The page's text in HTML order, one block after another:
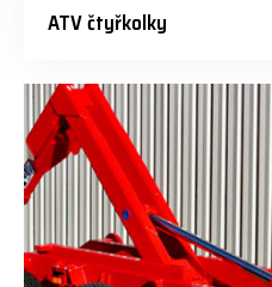
ATV čtyřkolky